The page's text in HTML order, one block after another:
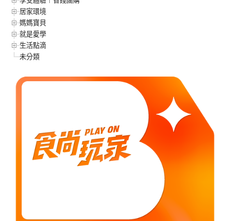
居家環境
媽媽寶貝
就是愛學
生活點滴
未分類